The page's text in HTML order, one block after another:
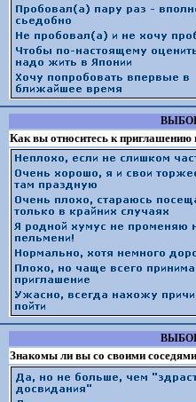
Как вы относитесь к приглашению
Знакомы ли вы со своими